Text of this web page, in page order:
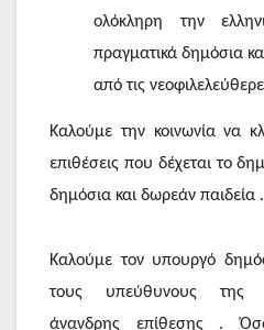
ολόκληρη την
πραγματικά δημόσια
από τις
Καλούμε την κοινωνία να
επιθέσεις που δέχεται το
δημόσια και δωρεάν παιδεία .
Καλούμε τον υπουργό
τους υπεύθυνους της
άνανδρης επίθεσης .